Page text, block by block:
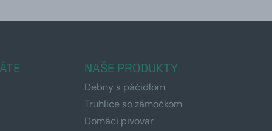
NAŠE PRODUKTY
Debny s páčidlom
Truhlice so zámočkom
Domáci pivovar